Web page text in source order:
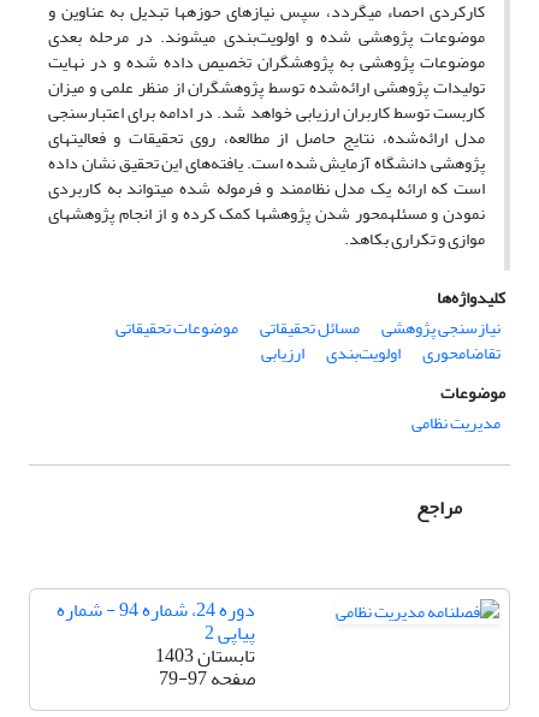
کارکردی احصاء می­گردد، سپس نیازهای حوزه­ها تبدیل به عناوین و
موضوعات پژوهشی شده و اولویت‌بندی می­شوند. در مرحله بعدی
موضوعات پژوهشی به پژوهشگران تخصیص داده شده و در نهایت
تولیدات پژوهشی ارائه‌شده توسط پژوهشگران از منظر علمی و میزان
کاربست توسط کاربران ارزیابی خواهد شد. در ادامه برای اعتبارسنجی
مدل ارائه‌شده، نتایج حاصل از مطالعه، روی تحقیقات و فعالیت­های
پژوهشی دانشگاه آزمایش شده است. یافته‌های این تحقیق نشان داده
است که ارائه یک مدل نظام­مند و فرموله شده می­تواند به کاربردی
نمودن و مسئله­محور شدن پژوهش­ها کمک کرده و از انجام پژوهش­های
موازی و تکراری بکاهد.
کلیدواژه‌ها
نیازسنجی پژوهشی
مسائل تحقیقاتی موضوعات تحقیقاتی
تقاضامحوری اولویت‌بندی
ارزیابی
موضوعات
مدیریت نظامی
مراجع
دوره 24، شماره 94 - شماره
پیاپی 2
تابستان 1403
صفحه79-97